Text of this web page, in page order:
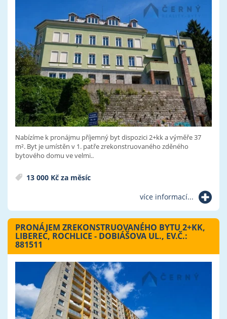
Nabízíme k pronájmu příjemný byt dispozici 2+kk a výměře 37
m². Byt je umístěn v 1. patře zrekonstruovaného zděného
bytového domu ve velmi..
13 000 Kč za měsíc
více informací...
PRONÁJEM ZREKONSTRUOVANÉHO BYTU 2+KK,
LIBEREC, ROCHLICE - DOBIÁŠOVA UL., EV.Č.:
881511